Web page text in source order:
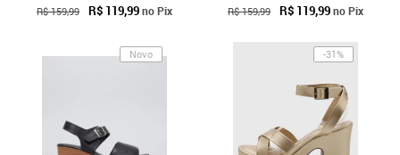
R$ 159,99 R$ 119,99no Pix R$ 159,99 R$ 119,99no Pix
Novo -31%